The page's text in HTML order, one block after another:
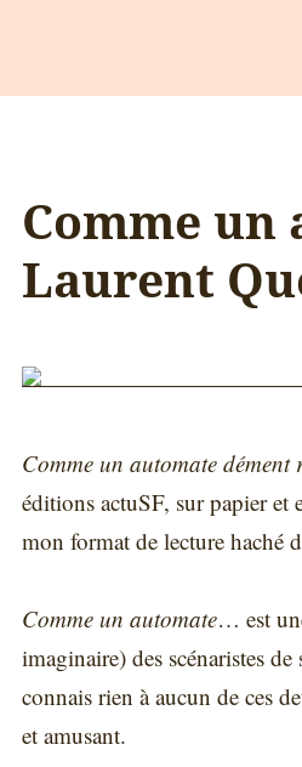
Comme
Laurent
Comme un automate
éditions actuSF, sur papier
mon format de lecture haché
Comme un automate… est
imaginaire) des scénaristes
connais rien à aucun de ces
et amusant.